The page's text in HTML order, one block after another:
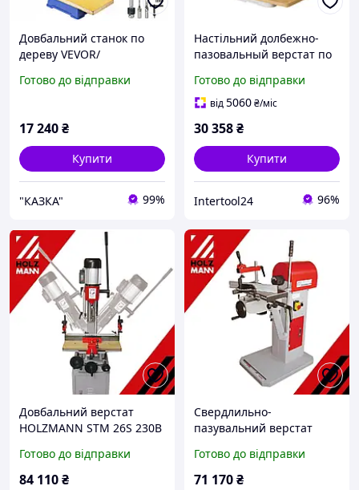
Довбальний станок по
дереву VEVOR/
Готово до відправки
17 240₴
Купити
"КАЗКА" 99%
Настільний долбежно-
пазовальный верстат по
кВт, 230 В)
Готово до відправки
від5060₴/міс
30 358₴
Купити
Intertool24 96%
Довбальний верстат
HOLZMANN STM 26S 230В
Готово до відправки
84 110₴
Свердлильно-
пазувальний верстат
Готово до відправки
71 170₴